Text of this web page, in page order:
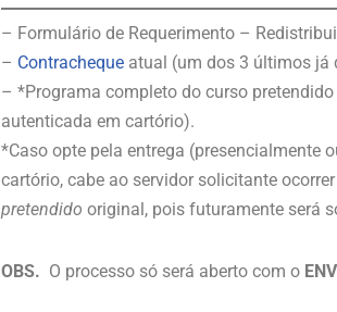
– Formulário de Requerimento –
– Contracheque atual (um dos 3 últimos já
– *Programa completo do curso
autenticada em cartório).
*Caso opte pela entrega (presencialmente
cartório, cabe ao servidor solicitante
pretendido original, pois futuramente será
OBS. O processo só será aberto com o